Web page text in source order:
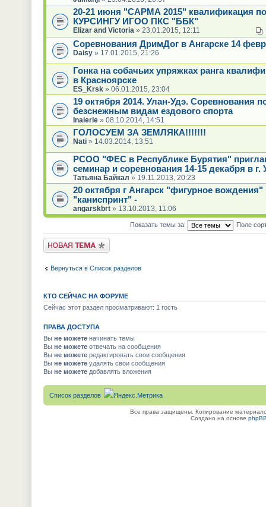
20-21 июня "САРМА 2015" квалификация по
КУРСИНГУ ИГОО ПКС "ББК"
Elizar and Victoria » 23.01.2015, 12:11
Соревнования ДримДог в Ангарске 14
Daisy» 17.01.2015, 21:26
Гонка на собачьих упряжках ранга
в Красноярске
ES_Krsk» 06.01.2015, 23:04
19 октября 2014. Улан-Удэ. Соревнования
безснежным видам ездового спорта
Inaierle» 08.10.2014, 14:51
ГОЛОСУЕМ ЗА ЗЕМЛЯКА!!!!!!!
Nati» 14.03.2014, 13:51
РСОО "ФЕС в Республике Бурятия"
семинар и соревнования 14-15 декабря в г.
Татьяна Байкал » 19.11.2013, 20:23
20 октября г Ангарск "фигурное вождения"
"каниспринт" -
angarskbrt» 13.10.2013, 11:06
Показать темы за: Поле
Новая тема
Вернуться в Список разделов
КТО СЕЙЧАС НА ФОРУМЕ
Сейчас этот раздел просматривают: 1 гость
ПРАВА ДОСТУПА
Вы не можетеначинать темы
Вы не можетеотвечать на сообщения
Вы не можетередактировать свои сообщения
Вы не можетеудалять свои сообщения
Вы не можетедобавлять вложения
Список разделов
Все права защищены. Копирование
Создано на основе